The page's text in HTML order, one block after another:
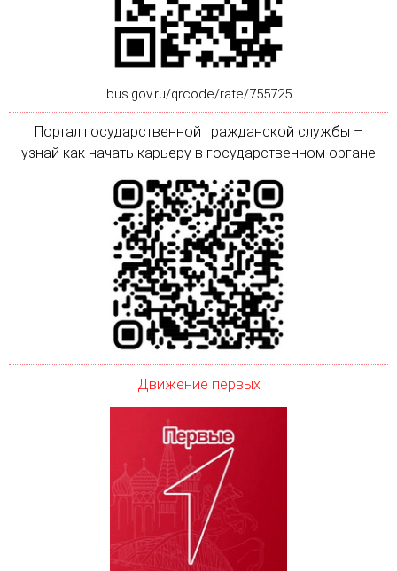
bus.gov.ru/qrcode/rate/755725
Портал государственной гражданской службы –
узнай как начать карьеру в государственном органе
Движение первых